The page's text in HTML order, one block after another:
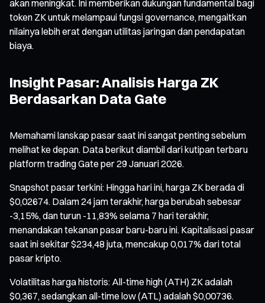
akan meningkat. Ini memberikan dukungan fundamental bagi
token ZK untuk melampaui fungsi governance, mengaitkan
nilainya lebih erat dengan utilitas jaringan dan pendapatan
biaya.
Insight Pasar: Analisis Harga ZK
Berdasarkan Data Gate
Memahami lanskap pasar saat ini sangat penting sebelum
melihat ke depan. Data berikut diambil dari kutipan terbaru
platform trading Gate per 29 Januari 2026.
Snapshot pasar terkini: Hingga hari ini, harga ZK berada di
$0,02674. Dalam 24 jam terakhir, harga berubah sebesar
-3,15%, dan turun -11,83% selama 7 hari terakhir,
menandakan tekanan pasar baru-baru ini. Kapitalisasi pasar
saat ini sekitar $234,48 juta, mencakup 0,017% dari total
pasar kripto.
Volatilitas harga historis: All-time high (ATH) ZK adalah
$0,367, sedangkan all-time low (ATL) adalah $0,00736.